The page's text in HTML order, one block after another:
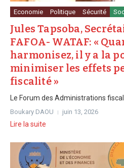
Economie Politique Sécurité
Jules Tapsoba,
FAFOA- WATAF: «
harmonisez, il y a la
minimiser les effets
fiscalité »
Le Forum des Administrations
Boukary DAOU juin 13, 2026
Lire la suite